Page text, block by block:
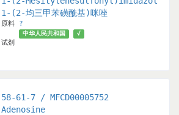
1-(2-均三甲苯磺酰基)咪唑
原料 ?
试剂
中华人民共和国 √
58-61-7 / MFCD00005752
Adenosine